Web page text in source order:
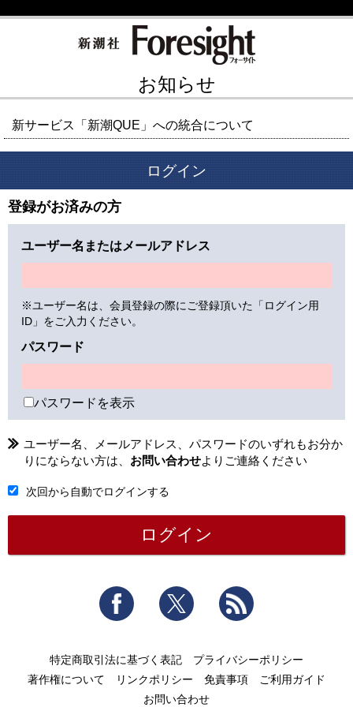
お知らせ
新サービス「新潮QUE」への統合について
ログイン
登録がお済みの方
ユーザー名またはメールアドレス
※ユーザー名は、会員登録の際にご登録頂いた「ログイン用
ID」をご入力ください。
パスワード
パスワードを表示
ユーザー名、メールアドレス、パスワードのいずれもお分か
りにならない方は、 お問い合わせよりご連絡ください
次回から自動でログインする
Facebook Twitter
特定商取引法に基づく表記
プライバシーポリシー
著作権について
リンクポリシー 免責事項
ご利用ガイド
お問い合わせ